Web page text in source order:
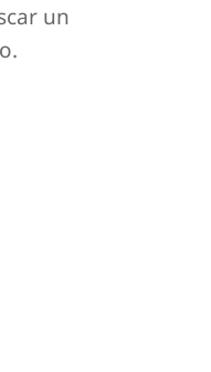
un